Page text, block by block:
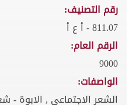
رقم التصنيف:
811.07 - أ ع أ
الرقم العام:
9000
الواصفات:
الشعر الاجتماعي , الابوة -